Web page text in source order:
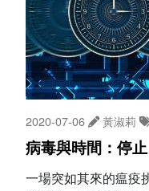
2020-07-06 黃淑莉
病毒與時間：停
一場突如其來的瘟疫